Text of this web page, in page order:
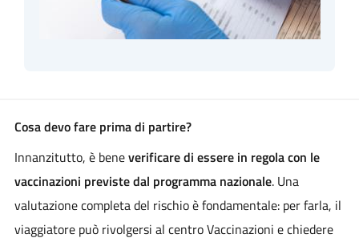
Cosa devo fare prima di partire?
Innanzitutto, è beneverificare di essere in regola con le
vaccinazioni previste dal programma nazionale. Una
valutazione completa del rischio è fondamentale: per farla, il
viaggiatore può rivolgersi al centro Vaccinazioni e chiedere